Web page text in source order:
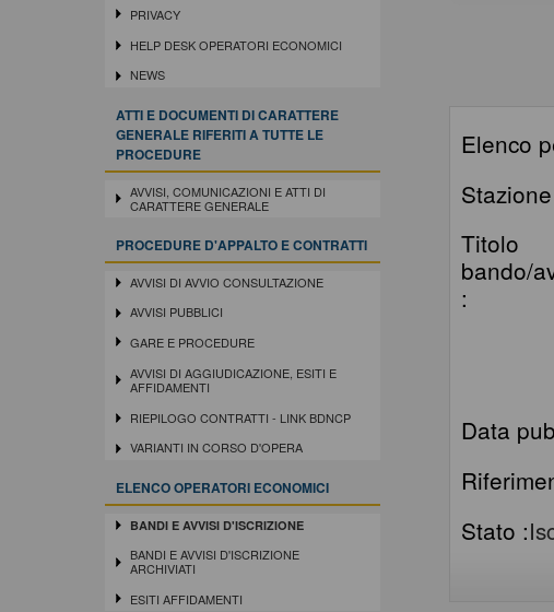
PRIVACY
HELP DESK OPERATORI ECONOMICI
NEWS
ATTI E DOCUMENTI DI CARATTERE
GENERALE RIFERITI A TUTTE LE
PROCEDURE
AVVISI, COMUNICAZIONI E ATTI DI
CARATTERE GENERALE
PROCEDURE D'APPALTO E CONTRATTI
AVVISI DI AVVIO CONSULTAZIONE
AVVISI PUBBLICI
GARE E PROCEDURE
AVVISI DI AGGIUDICAZIONE, ESITI E
AFFIDAMENTI
RIEPILOGO CONTRATTI - LINK BDNCP
VARIANTI IN CORSO D'OPERA
ELENCO OPERATORI ECONOMICI
BANDI E AVVISI D'ISCRIZIONE
BANDI E AVVISI D'ISCRIZIONE
ARCHIVIATI
ESITI AFFIDAMENTI
Elenco
Titolo
bando/
:
Data
Stato :